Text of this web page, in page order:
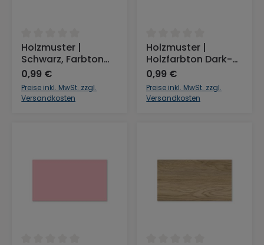
Durchschnittliche Bewertung von 0 von 5 Sternen
Holzmuster |
Schwarz, Farbton
Naturschwarz
0,99 €
Preise inkl. MwSt. zzgl.
Versandkosten
Durchschnittliche
Holzmuster |
Holzfarbton Dark-
Walnut
0,99 €
Preise inkl. MwSt. zzgl.
Versandkosten